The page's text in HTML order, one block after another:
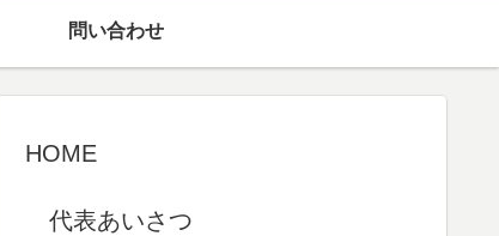
問い合わせ
HOME
代表あいさつ